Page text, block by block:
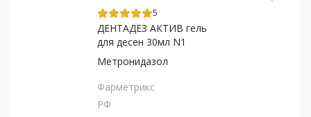
5
ДЕНТАДЕЗ АКТИВ гель
для десен 30мл N1
Метронидазол
Фарметрикс
РФ